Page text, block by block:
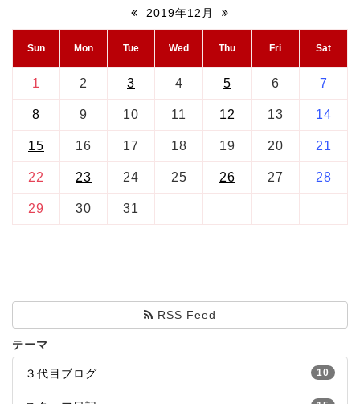
2019年12月
Sun Mon Tue Wed Thu Fri Sat
1 2 3 4 5 6 7
8 9 10 11 12 13 14
15 16 17 18 19 20 21
22 23 24 25 26 27 28
29 30 31
RSS Feed
テーマ
10
３代目ブログ